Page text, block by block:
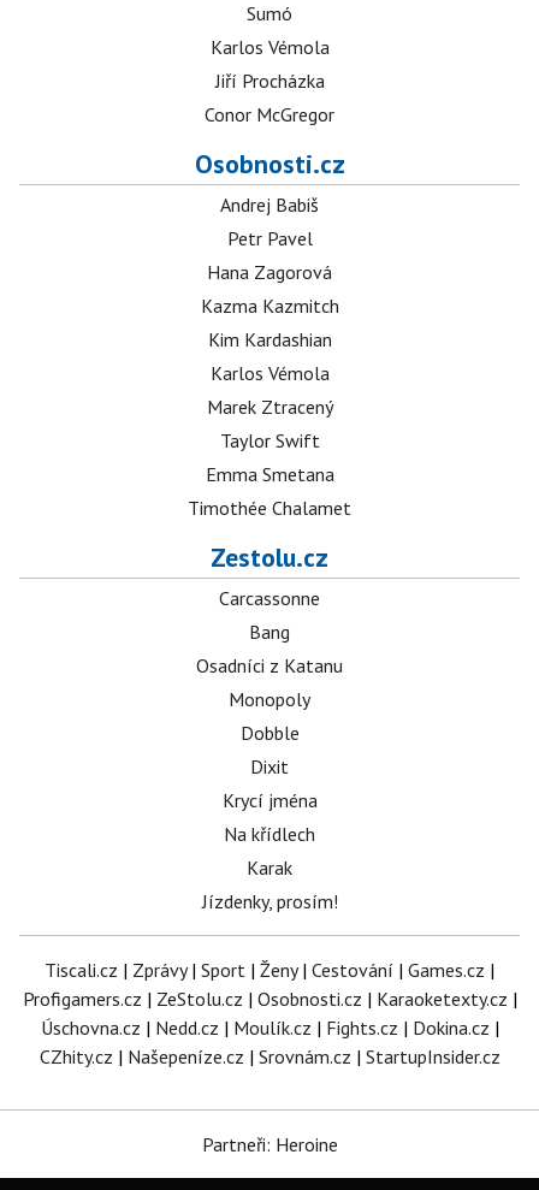
Sumó
Karlos Vémola
Jiří Procházka
Conor McGregor
Osobnosti.cz
Andrej Babiš
Petr Pavel
Hana Zagorová
Kazma Kazmitch
Kim Kardashian
Karlos Vémola
Marek Ztracený
Taylor Swift
Emma Smetana
Timothée Chalamet
Zestolu.cz
Carcassonne
Bang
Osadníci z Katanu
Monopoly
Dobble
Dixit
Krycí jména
Na křídlech
Karak
Jízdenky, prosím!
Tiscali.cz | Zprávy| Sport | Ženy| Cestování | Games.cz |
Profigamers.cz | ZeStolu.cz | Osobnosti.cz | Karaoketexty.cz |
Úschovna.cz | Nedd.cz | Moulík.cz | Fights.cz | Dokina.cz |
CZhity.cz | Našepeníze.cz | Srovnám.cz | StartupInsider.cz
Partneři: Heroine